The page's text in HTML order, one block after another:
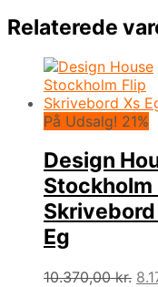
Relaterede
På Udsalg! 21%
Design
Stockholm
Eg
10.370,00kr.